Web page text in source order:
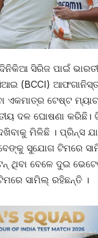
ସିରିଜ ପାଇଁ
(BCCI)
ଏକମାତ୍ର ଟେଷ୍ଟ
ଦଳ ଘୋଷଣା
ମିଳିଛି । ପ୍ରିନ୍ସ
ସୁଯୋଗ ଟିମରେ
ଥିବା ବେଳେ ଦୁଇ
ସାମିଲ୍‌ ରହିଛନ୍ତି ।